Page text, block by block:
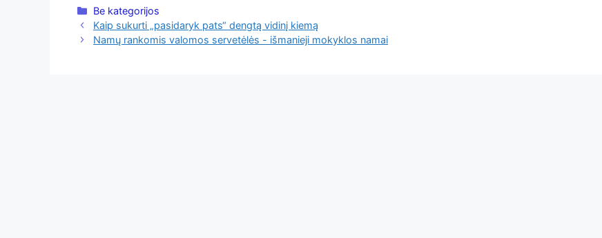
Kategorijos
Be kategorijos
Kaip sukurti „pasidaryk pats“ dengtą vidinį kiemą
Namų rankomis valomos servetėlės ​​- išmanieji mokyklos namai